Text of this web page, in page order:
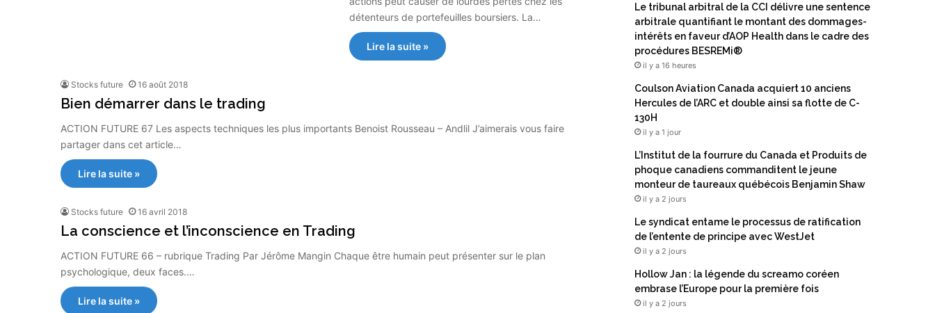
détenteurs de portefeuilles boursiers. La…
Lire la suite »
Stocks future 16 août 2018
Bien démarrer dans le trading
ACTION FUTURE 67 Les aspects techniques les plus importants Benoist Rousseau – Andlil J’aimerais vous faire
partager dans cet article…
Lire la suite »
Stocks future 16 avril 2018
La conscience et l’inconscience en Trading
ACTION FUTURE 66 – rubrique Trading Par Jérôme Mangin Chaque être humain peut présenter sur le plan
psychologique, deux faces.…
Lire la suite »
Le tribunal arbitral de la CCI délivre une sentence
arbitrale quantifiant le montant des dommages-
intérêts en faveur d’AOP Health dans le cadre des
procédures BESREMi®
il y a 16 heures
Coulson Aviation Canada acquiert 10 anciens
Hercules de l’ARC et double ainsi sa flotte de C-
130H
il y a 1 jour
L’Institut de la fourrure du Canada et Produits de
phoque canadiens commanditent le jeune
monteur de taureaux québécois Benjamin Shaw
il y a 2 jours
Le syndicat entame le processus de ratification
de l’entente de principe avec WestJet
il y a 2 jours
Hollow Jan : la légende du screamo coréen
embrase l’Europe pour la première fois
il y a 2 jours